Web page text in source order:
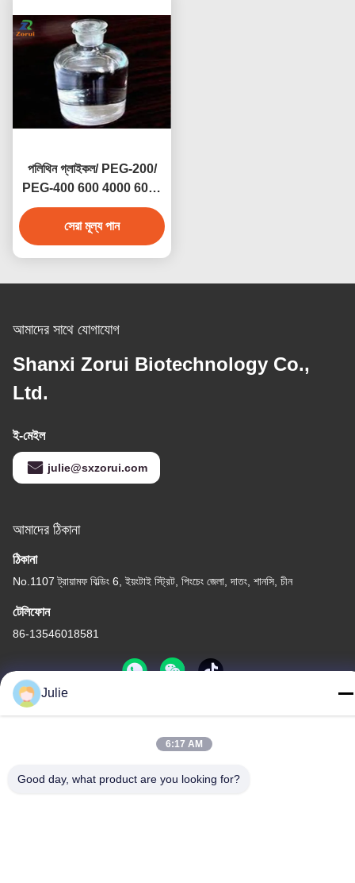
পলিথিন গ্লাইকল/ PEG-200/
PEG-400 600 4000 6000
8000 CAS 25322-68-3
সেরা মূল্য পান
আমাদের সাথে যোগাযোগ
Shanxi Zorui Biotechnology Co.,
Ltd.
ই-মেইল
julie@sxzorui.com
আমাদের ঠিকানা
ঠিকানা
No.1107 ট্রায়ামফ বিল্ডিং 6, ইয়ংটাই স্ট্রিট, পিংচেং জেলা, দাতং, শানসি, চীন
টেলিফোন
86-13546018581
চীন ভালো গুণমান খাদ্য এবং ফিড সংযোজন সরবরাহকারী। কপিরাইট © -2026 Shanxi
Zorui Biotechnology Co., Ltd. . সব সমস্ত অধিকার সংরক্ষিত।
Julie
6:17 AM
Good day, what product are you looking for?